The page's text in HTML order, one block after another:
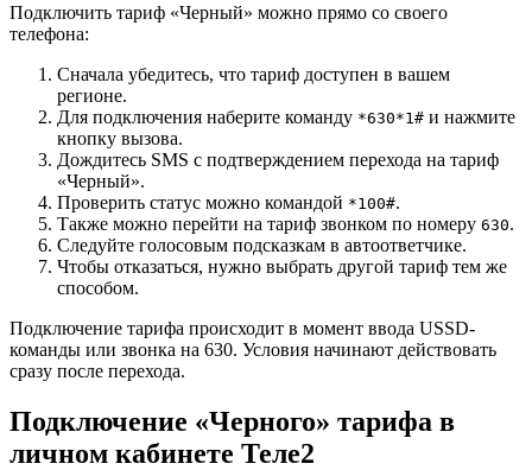
Подключить тариф «Черный» можно прямо со своего
телефона:
Сначала убедитесь, что тариф доступен в вашем
регионе.
Для подключения наберите команду *630*1# и нажмите
кнопку вызова.
Дождитесь SMS с подтверждением перехода на тариф
«Черный».
Проверить статус можно командой *100#.
Также можно перейти на тариф звонком по номеру 630.
Следуйте голосовым подсказкам в автоответчике.
Чтобы отказаться, нужно выбрать другой тариф тем же
способом.
Подключение тарифа происходит в момент ввода USSD-
команды или звонка на 630. Условия начинают действовать
сразу после перехода.
Подключение «Черного» тарифа в
личном кабинете Теле2